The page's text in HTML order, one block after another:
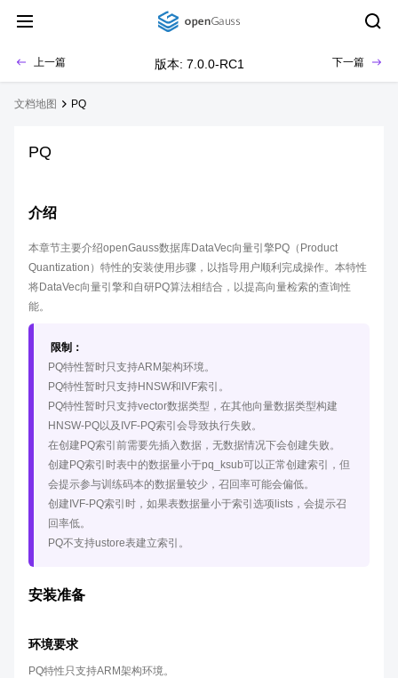
上一篇 版本: 7.0.0-RC1 下一篇
文档地图 PQ
PQ
介绍
本章节主要介绍openGauss数据库DataVec向量引擎PQ（Product
Quantization）特性的安装使用步骤，以指导用户顺利完成操作。本特性
将DataVec向量引擎和自研PQ算法相结合，以提高向量检索的查询性
能。
限制：
PQ特性暂时只支持ARM架构环境。
PQ特性暂时只支持HNSW和IVF索引。
PQ特性暂时只支持vector数据类型，在其他向量数据类型构建
HNSW-PQ以及IVF-PQ索引会导致执行失败。
在创建PQ索引前需要先插入数据，无数据情况下会创建失败。
创建PQ索引时表中的数据量小于pq_ksub可以正常创建索引，但
会提示参与训练码本的数据量较少，召回率可能会偏低。
创建IVF-PQ索引时，如果表数据量小于索引选项lists，会提示召
回率低。
PQ不支持ustore表建立索引。
安装准备
环境要求
PQ特性只支持ARM架构环境。